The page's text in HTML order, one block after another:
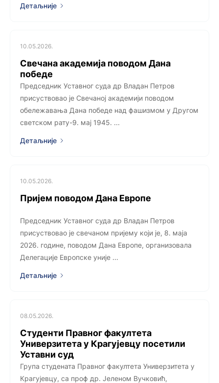
Детаљније
10.05.2026.
Свечана академија поводом Дана
победе
Председник Уставног суда др Владан Петров
присуствовао је Свечаној академији поводом
обележавања Дана победе над фашизмом у Другом
светском рату-9. мај 1945. ...
Детаљније
10.05.2026.
Пријем поводом Дана Европе
Председник Уставног суда др Владан Петров
присуствовао је свечаном пријему који је, 8. маја
2026. године, поводом Дана Европе, организовала
Делегације Европске уније ...
Детаљније
08.05.2026.
Студенти Правног факултета
Универзитета у Крагујевцу посетили
Уставни суд
Група студената Правног факултета Универзитета у
Крагујевцу, са проф др. Јеленом Вучковић,